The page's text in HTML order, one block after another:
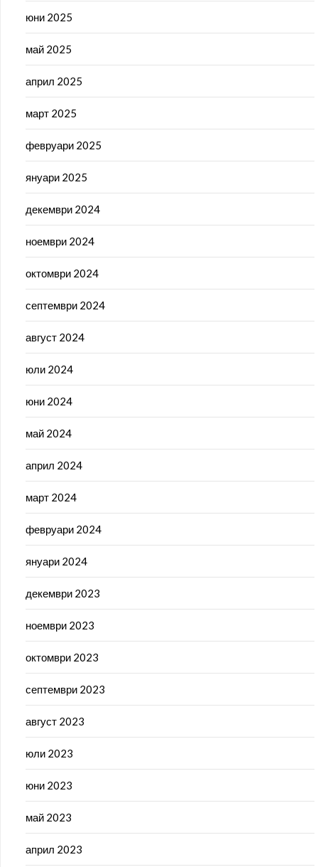
юни 2025
май 2025
април 2025
март 2025
февруари 2025
януари 2025
декември 2024
ноември 2024
октомври 2024
септември 2024
август 2024
юли 2024
юни 2024
май 2024
април 2024
март 2024
февруари 2024
януари 2024
декември 2023
ноември 2023
октомври 2023
септември 2023
август 2023
юли 2023
юни 2023
май 2023
април 2023